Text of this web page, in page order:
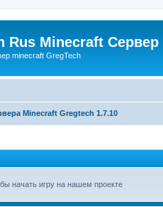
Rus Minecraft Сервер
minecraft GregTech
Minecraft Gregtech 1.7.10
начать игру на нашем проекте